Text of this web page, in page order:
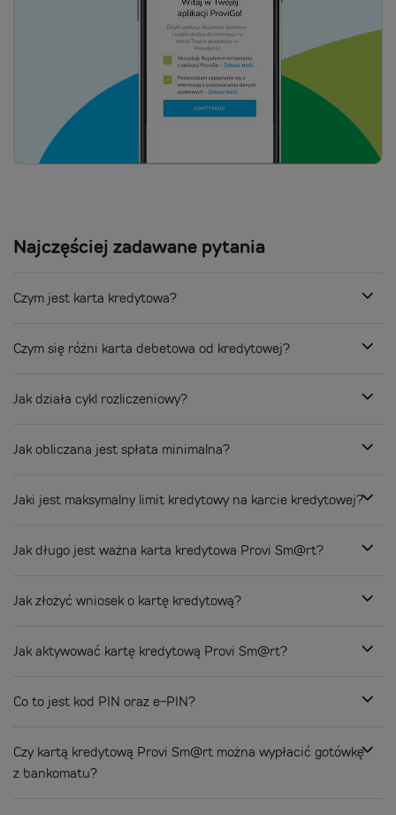
Najczęściej zadawane pytania
Czym jest karta kredytowa?
Czym się różni karta debetowa od kredytowej?
Jak działa cykl rozliczeniowy?
Jak obliczana jest spłata minimalna?
Jaki jest maksymalny limit kredytowy na karcie kredytowej?
Jak długo jest ważna karta kredytowa Provi Sm@rt?
Jak złożyć wniosek o kartę kredytową?
Jak aktywować kartę kredytową Provi Sm@rt?
Co to jest kod PIN oraz e-PIN?
Czy kartą kredytową Provi Sm@rt można wypłacić gotówkę
z bankomatu?